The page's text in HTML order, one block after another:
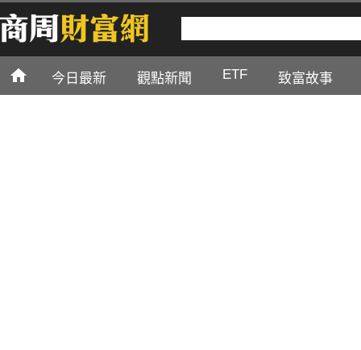
今日最新 觀點新聞 ETF 致富故事